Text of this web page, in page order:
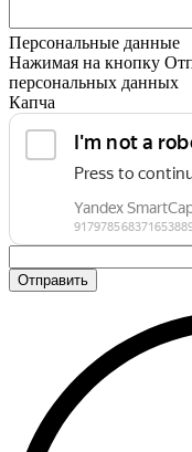
Персональные данные
Нажимая на кнопку
персональных данных
Капча
Отправить